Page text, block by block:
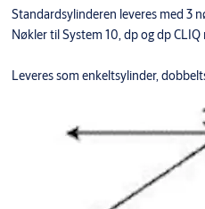
Standardsylinderen leveres med 3
Nøkler til System 10, dp og dp CLIQ
Leveres som enkeltsylinder,